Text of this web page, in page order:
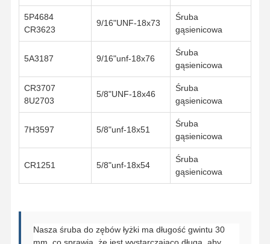
5P4684
CR3623
9/16"UNF-18x73
Śruba
gąsienicowa
5A3187 9/16"unf-18x76
Śruba
gąsienicowa
CR3707
8U2703
5/8"UNF-18x46
Śruba
gąsienicowa
7H3597 5/8"unf-18x51
Śruba
gąsienicowa
CR1251 5/8"unf-18x54
Śruba
gąsienicowa
Nasza śruba do zębów łyżki ma długość gwintu 30